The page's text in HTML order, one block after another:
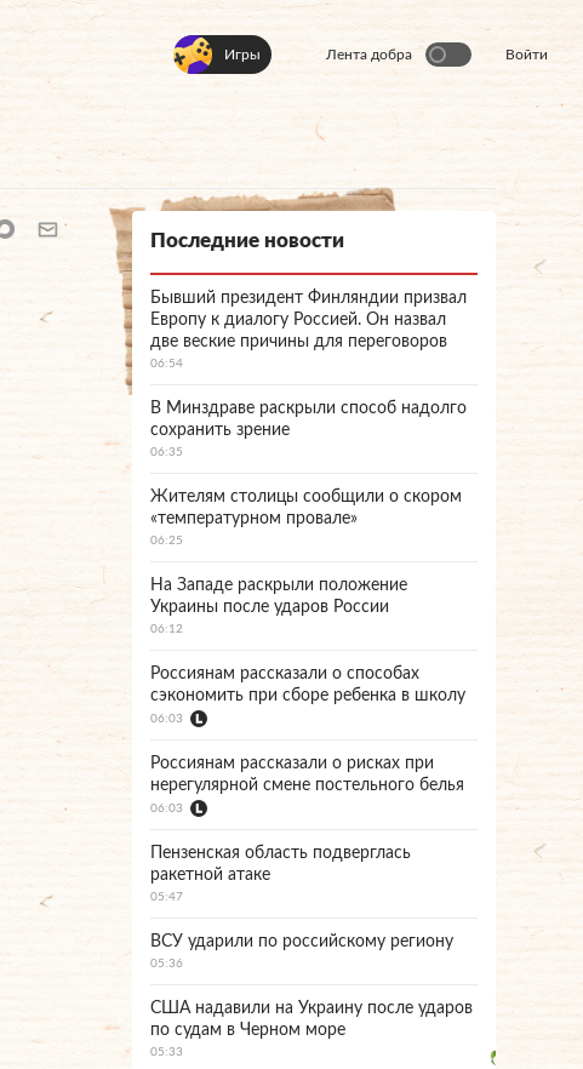
Игры Лента добра Войти
Последние новости
Бывший президент Финляндии призвал
Европу к диалогу Россией. Он назвал
две веские причины для переговоров
06:54
В Минздраве раскрыли способ надолго
сохранить зрение
06:35
Жителям столицы сообщили о скором
«температурном провале»
06:25
На Западе раскрыли положение
Украины после ударов России
06:12
Россиянам рассказали о способах
сэкономить при сборе ребенка в школу
06:03
Россиянам рассказали о рисках при
нерегулярной смене постельного белья
06:03
Пензенская область подверглась
ракетной атаке
05:47
ВСУ ударили по российскому региону
05:36
США надавили на Украину после ударов
по судам в Черном море
05:33